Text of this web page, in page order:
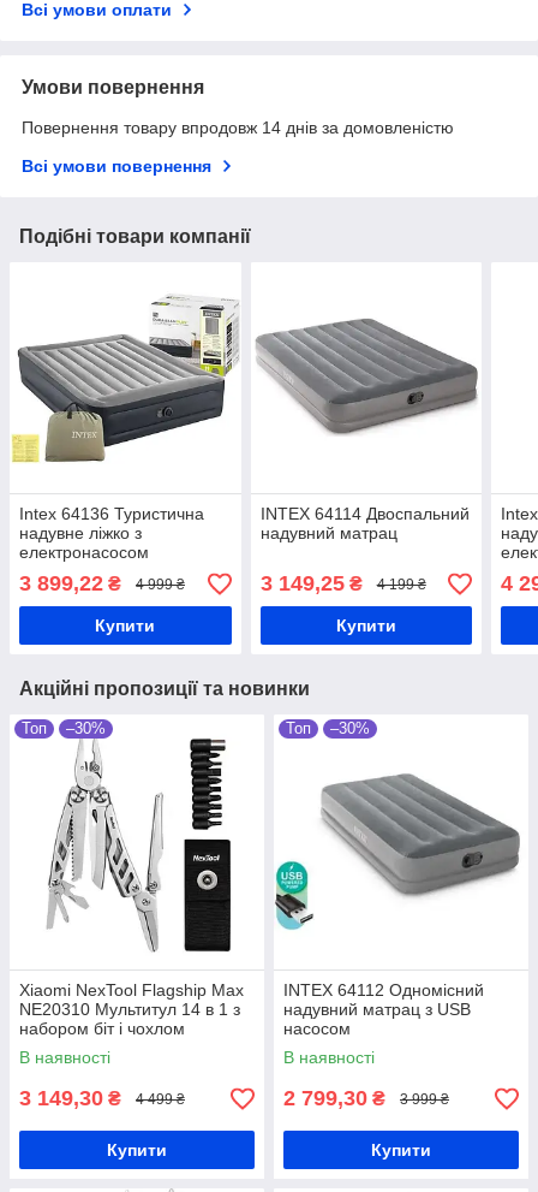
Всі умови оплати
Умови повернення
Повернення товару впродовж 14 днів за домовленістю
Всі умови повернення
Подібні товари компанії
Intex 64136 Туристична
надувне ліжко з
електронасосом
3 899,22 ₴ 4 999 ₴
Купити
INTEX 64114 Двоспальний
надувний матрац
3 149,25₴ 4 199 ₴
Купити
4
Акційні пропозиції та новинки
Топ –30%
Xiaomi NexTool Flagship Max
NE20310 Мультитул 14 в 1 з
набором біт і чохлом
В наявності
3 149,30 ₴ 4 499 ₴
Купити
Топ –30%
INTEX 64112 Одномісний
надувний матрац з USB
насосом
В наявності
2 799,30 ₴ 3 999 ₴
Купити